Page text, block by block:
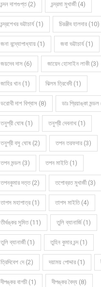
চন্দন দাশগুপ্ত (2) চন্দ্রমা মুখার্জী (4)
চন্দ্রশেখর ভট্টাচার্য (1) চিরঞ্জীব হালদার (10)
জনা বন্দ্যোপাধ্যায় (1) জবা ভট্টাচার্য (1)
জয়দেব দাস (6) জায়েদ হোসাইন লাকী (3)
জাহির খান (1) ঝিলম ত্রিবেদী (1)
ডরোথী দাশ বিশ্বাস (8) ডাঃ প্রিয়াঙ্কা
তনুশ্রী ঘোষ (1) তনুশ্রী দেবনাথ (1)
তনুশ্রী বসু ঘোষ (2) তপন তরফদার (3)
তপন মন্ডল (3) তপন মাইতি (1)
তপনকুমার দত্ত (2) তপোব্রত মুখার্জী (3)
তাপস মহাপাত্র (1) তাপস মাইতি (4)
তীর্থঙ্কর সুমিত (11) তুলি ব্যানার্জি (1)
তুলি ব্যানার্জী (1) তুহিন কুমার চন্দ (1)
ত্রিদিবেশ দে (2) দয়াময় পোদ্দার (1)
দীপঙ্কর বাগচী (1) দীপঙ্কর বৈদ্য (8)